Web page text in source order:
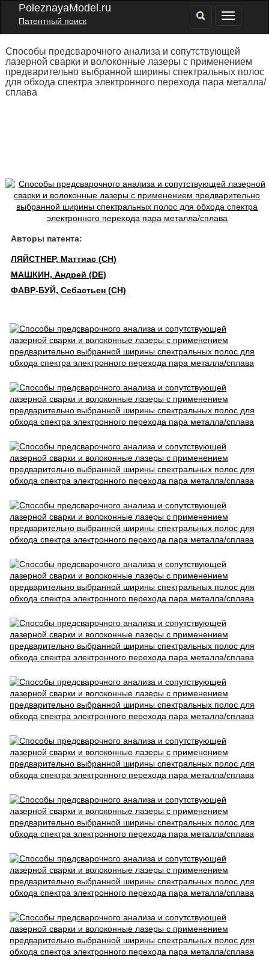
PoleznayaModel.ru
Патентный поиск
Способы предсварочного анализа и сопутствующей
лазерной сварки и волоконные лазеры с применением
предварительно выбранной ширины спектральных полос
для обхода спектра электронного перехода пара металла/
сплава
Авторы патента:
ЛЯЙСТНЕР, Маттиас (CH)
МАШКИН, Андрей (DE)
ФАВР-БУЙ, Себастьен (CH)